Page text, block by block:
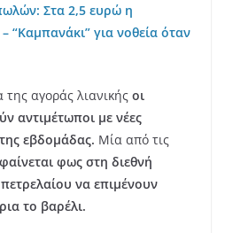
Στα 2,5 ευρώ η
“Καμπανάκι” για νοθεία όταν
αγοράς λιανικής οι
αντιμέτωποι με νέες
εβδομάδας. Μία από τις
φως στη διεθνή
να επιμένουν
το βαρέλι.